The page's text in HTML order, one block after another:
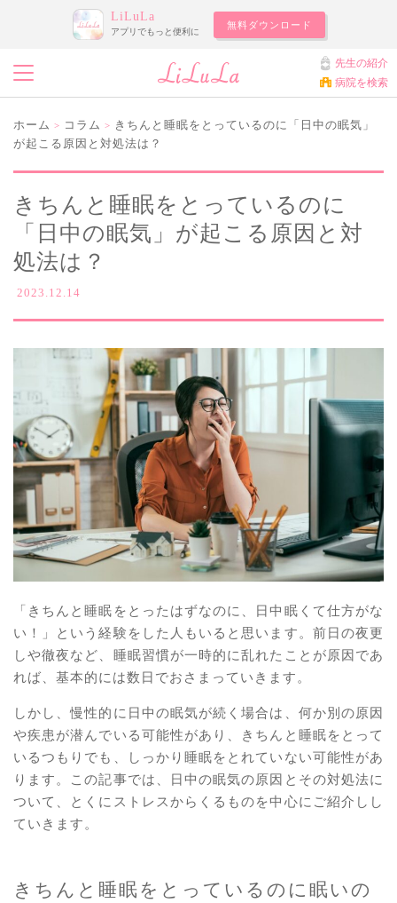
LiLuLa
アプリでもっと便利に
無料ダウンロード
先生の紹介
病院を検索
ホーム > コラム > きちんと睡眠をとっているのに「日中の眠気」
が起こる原因と対処法は？
きちんと睡眠をとっているのに
「日中の眠気」が起こる原因と対
処法は？
2023.12.14
「きちんと睡眠をとったはずなのに、日中眠くて仕方がな
い！」という経験をした人もいると思います。前日の夜更
しや徹夜など、睡眠習慣が一時的に乱れたことが原因であ
れば、基本的には数日でおさまっていきます。
しかし、慢性的に日中の眠気が続く場合は、何か別の原因
や疾患が潜んでいる可能性があり、きちんと睡眠をとって
いるつもりでも、しっかり睡眠をとれていない可能性があ
ります。この記事では、日中の眠気の原因とその対処法に
ついて、とくにストレスからくるものを中心にご紹介しし
ていきます。
きちんと睡眠をとっているのに眠いの